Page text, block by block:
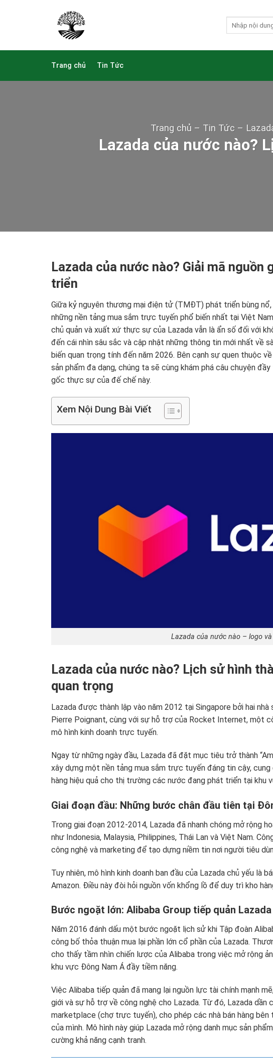
Trang chủ Tin Tức
Trang chủ – Tin Tức –
Lazada của nước nào?
Lazada của nước nào? Giải mã nguồn
triển
Giữa kỷ nguyên thương mại điện tử (TMĐT) phát triển bùng
những nền tảng mua sắm trực tuyến phổ biến nhất tại Việt
chủ quản và xuất xứ thực sự của Lazada vẫn là ẩn số đối với
đến cái nhìn sâu sắc và cập nhật những thông tin mới nhất về
biến quan trọng tính đến năm 2026. Bên cạnh sự quen thuộc
sản phẩm đa dạng, chúng ta sẽ cùng khám phá câu chuyện
gốc thực sự của đế chế này.
Xem Nội Dung Bài Viết
Lazada của nước nào – logo và
Lazada của nước nào? Lịch sử hình
quan trọng
Lazada được thành lập vào năm 2012 tại Singapore bởi hai
Pierre Poignant, cùng với sự hỗ trợ của Rocket Internet, một
mô hình kinh doanh trực tuyến.
Ngay từ những ngày đầu, Lazada đã đặt mục tiêu trở thành
xây dựng một nền tảng mua sắm trực tuyến đáng tin cậy, cung
hàng hiệu quả cho thị trường các nước đang phát triển tại khu
Giai đoạn đầu: Những bước chân đầu tiên tại
Trong giai đoạn 2012-2014, Lazada đã nhanh chóng mở rộng
như Indonesia, Malaysia, Philippines, Thái Lan và Việt Nam.
công nghệ và marketing để tạo dựng niềm tin nơi người tiêu
Tuy nhiên, mô hình kinh doanh ban đầu của Lazada chủ yếu
Amazon. Điều này đòi hỏi nguồn vốn khổng lồ để duy trì kho
Bước ngoặt lớn: Alibaba Group tiếp quản Lazada
Năm 2016 đánh dấu một bước ngoặt lịch sử khi Tập đoàn
công bố thỏa thuận mua lại phần lớn cổ phần của Lazada.
cho thấy tầm nhìn chiến lược của Alibaba trong việc mở rộng
khu vực Đông Nam Á đầy tiềm năng.
Việc Alibaba tiếp quản đã mang lại nguồn lực tài chính mạnh
giới và sự hỗ trợ về công nghệ cho Lazada. Từ đó, Lazada dần
marketplace (chợ trực tuyến), cho phép các nhà bán hàng
của mình. Mô hình này giúp Lazada mở rộng danh mục sản
cường khả năng cạnh tranh.